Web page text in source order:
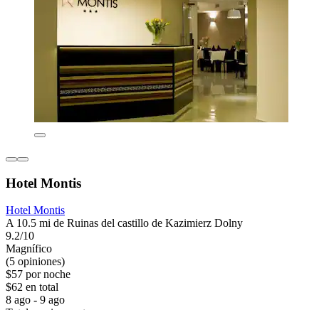
Hotel Montis
Hotel Montis
A 10.5 mi de Ruinas del castillo de Kazimierz Dolny
9.2/10
Magnífico
(5 opiniones)
$57 por noche
$62 en total
8 ago - 9 ago